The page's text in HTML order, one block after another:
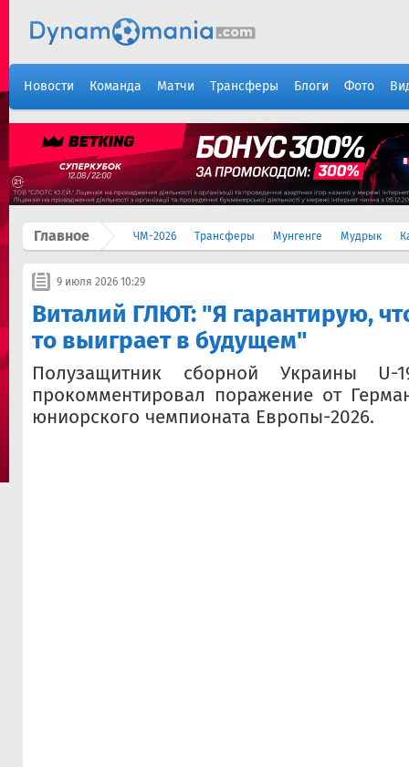
Новости Команда Матчи Трансферы Блоги Фото
Главное ЧМ-2026 Трансферы Мунгенге Мудрык
9 июля 2026 10:29
Виталий ГЛЮТ: "Я гарантирую,
то выиграет в будущем"
Полузащитник сборной Украины U-
прокомментировал поражение от
юниорского чемпионата Европы-2026.